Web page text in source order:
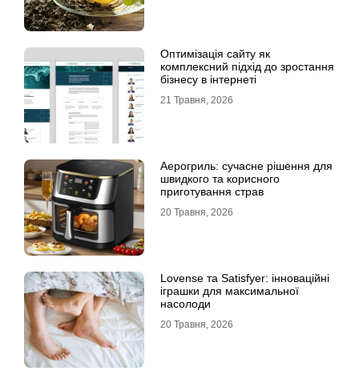
Оптимізація сайту як
комплексний підхід до зростання
бізнесу в інтернеті
21 Травня, 2026
Аерогриль: сучасне рішення для
швидкого та корисного
приготування страв
20 Травня, 2026
Lovense та Satisfyer: інноваційні
іграшки для максимальної
насолоди
20 Травня, 2026